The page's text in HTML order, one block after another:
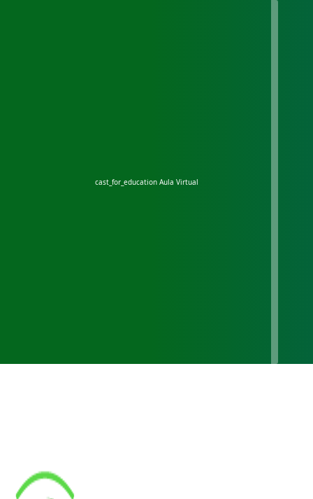
cast_for_education Aula Virtual